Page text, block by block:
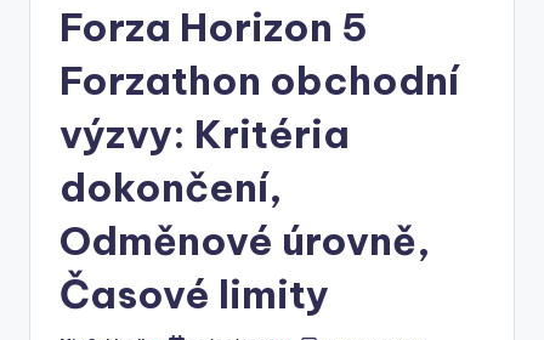
Forza Horizon 5
Forzathon obchodní
výzvy: Kritéria
dokončení,
Odměnové úrovně,
Časové limity